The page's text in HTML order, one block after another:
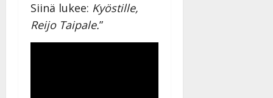
Siinä lukee: Kyöstille,
Reijo Taipale.”